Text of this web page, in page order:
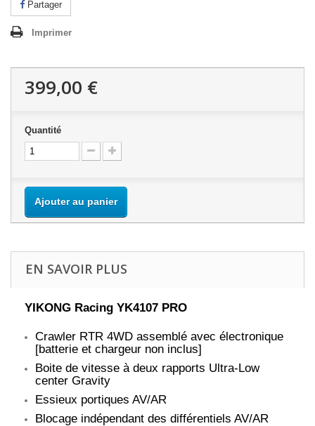
Partager
Imprimer
399,00 €
Quantité
Ajouter au panier
EN SAVOIR PLUS
YIKONG Racing YK4107 PRO
Crawler RTR 4WD assemblé avec électronique
[batterie et chargeur non inclus]
Boite de vitesse à deux rapports Ultra-Low
center Gravity
Essieux portiques AV/AR
Blocage indépendant des différentiels AV/AR